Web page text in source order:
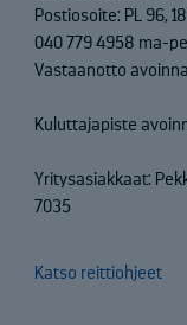
Postiosoite: PL 96,
040 779 4958 ma-
Vastaanotto
Kuluttajapiste
Yritysasiakkaat:
7035
Katso reittiohjeet